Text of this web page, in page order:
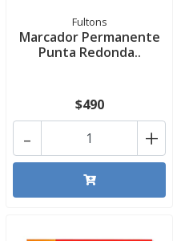
Fultons
Marcador Permanente
Punta Redonda..
$490
+
-